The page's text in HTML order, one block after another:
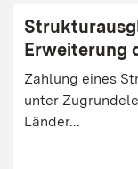
Erweiterung
Zahlung eines
unter
Länder...